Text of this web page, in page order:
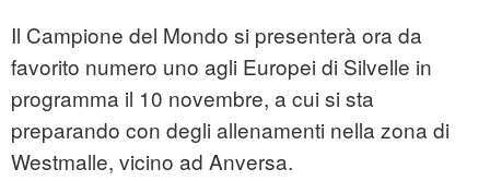
Il Campione del Mondo si presenterà ora da
favorito numero uno agli Europei di Silvelle in
programma il 10 novembre, a cui si sta
preparando con degli allenamenti nella zona di
Westmalle, vicino ad Anversa.